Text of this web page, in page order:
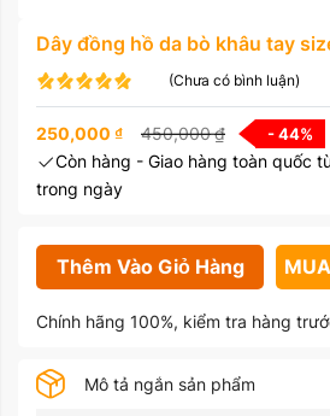
Dây đồng hồ da bò khâu tay
(Chưa có bình luận)
250,000 ₫ 450,000₫ - 44%
Còn hàng - Giao hàng toàn quốc
trong ngày
Thêm Vào Giỏ Hàng
Chính hãng 100%, kiểm tra hàng
Mô tả ngắn sản phẩm